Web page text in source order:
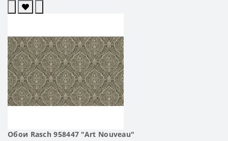
Обои Rasch 958447 "Art Nouveau"